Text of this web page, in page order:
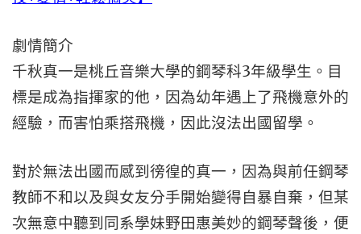
劇情簡介
千秋真一是桃丘音樂大學的鋼琴科3年級學生。目
標是成為指揮家的他，因為幼年遇上了飛機意外的
經驗，而害怕乘搭飛機，因此沒法出國留學。
對於無法出國而感到徬徨的真一，因為與前任鋼琴
教師不和以及與女友分手開始變得自暴自棄，但某
次無意中聽到同系學妹野田惠美妙的鋼琴聲後，便